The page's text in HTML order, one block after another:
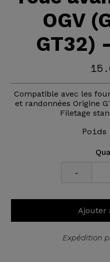
OGV
GT32)
Compatible avec les
et randonnées Origine
Filetage
-
Ajouter
Expédition